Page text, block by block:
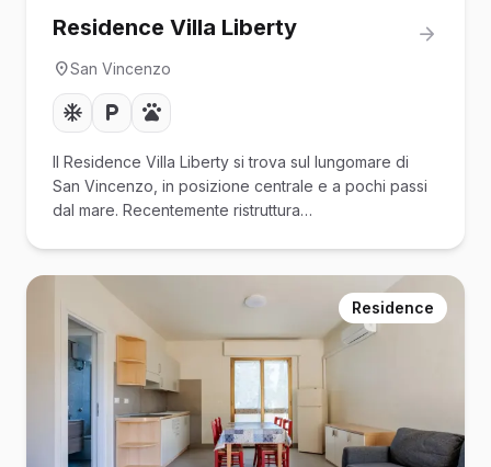
Residence Villa Liberty
San Vincenzo
Il Residence Villa Liberty si trova sul lungomare di
San Vincenzo, in posizione centrale e a pochi passi
dal mare. Recentemente ristruttura…
Residence